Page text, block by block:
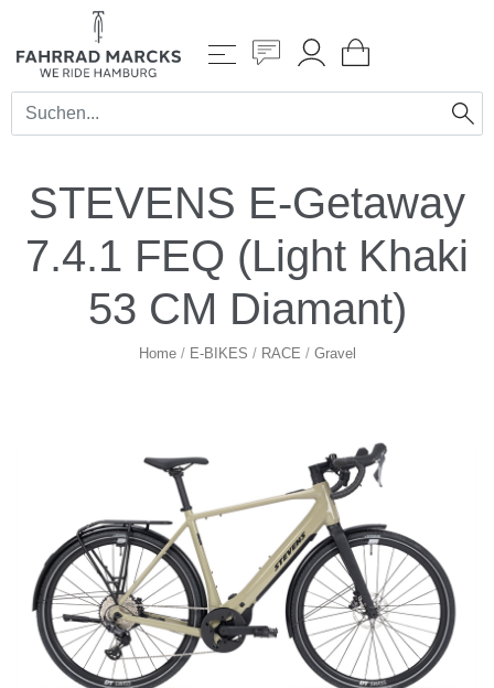
STEVENS E-Getaway
7.4.1 FEQ (Light Khaki
53 CM Diamant)
Home/ E-BIKES / RACE / Gravel